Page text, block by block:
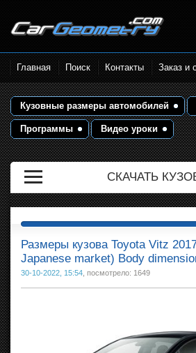
Размеры кузова автомобилей.
Контрольные точки и кузовные
размеры. Геометрия кузова
Главная Поиск Контакты Заказ и
Кузовные размеры автомобилей
Программы Видео уроки
СКАЧАТЬ
Размеры кузова Toyota Vitz
Japanese market) Body
30-10-2022, 15:54 , посмотрело: 1649